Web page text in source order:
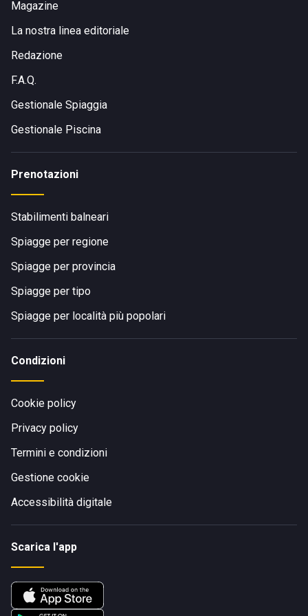
Magazine
La nostra linea editoriale
Redazione
F.A.Q.
Gestionale Spiaggia
Gestionale Piscina
Prenotazioni
Stabilimenti balneari
Spiagge per regione
Spiagge per provincia
Spiagge per tipo
Spiagge per località più popolari
Condizioni
Cookie policy
Privacy policy
Termini e condizioni
Gestione cookie
Accessibilità digitale
Scarica l'app